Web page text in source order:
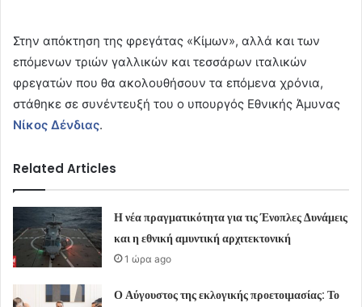
Στην απόκτηση της φρεγάτας «Κίμων», αλλά και των
επόμενων τριών γαλλικών και τεσσάρων ιταλικών
φρεγατών που θα ακολουθήσουν τα επόμενα χρόνια,
στάθηκε σε συνέντευξή του ο υπουργός Εθνικής Άμυνας
Νίκος Δένδιας.
Related Articles
Η νέα πραγματικότητα για τις Ένοπλες Δυνάμεις
και η εθνική αμυντική αρχιτεκτονική
1 ώρα ago
Ο Αύγουστος της εκλογικής προετοιμασίας: Το